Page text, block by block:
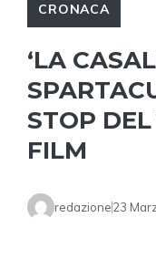
CRONACA
‘LA
STOP
FILM
redazione23